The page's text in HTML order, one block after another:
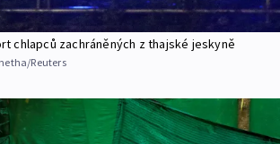
chlapců zachráněných z thajské jeskyně
Reuters